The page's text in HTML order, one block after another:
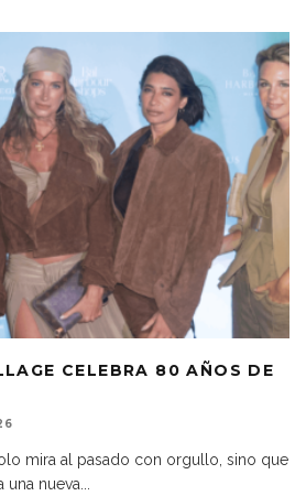
CELEBRA 80 AÑOS DE
mira al pasado con orgullo, sino que
una nueva...